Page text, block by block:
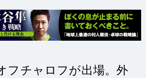
フチャロフが出場。外